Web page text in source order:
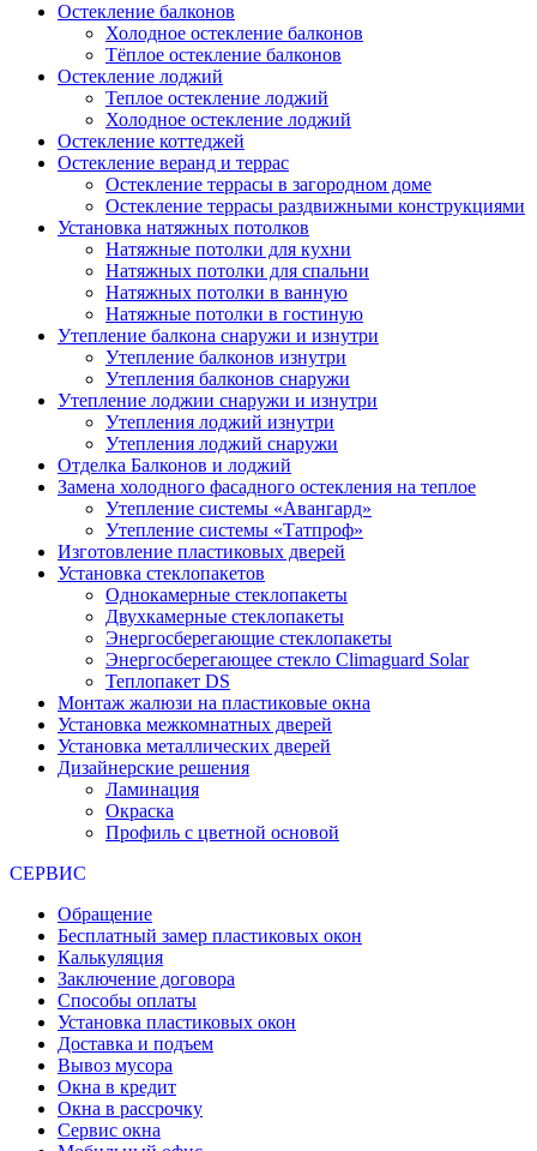
Остекление балконов
Холодное остекление балконов
Тёплое остекление балконов
Остекление лоджий
Теплое остекление лоджий
Холодное остекление лоджий
Остекление коттеджей
Остекление веранд и террас
Остекление террасы в загородном доме
Остекление террасы раздвижными конструкциями
Установка натяжных потолков
Натяжные потолки для кухни
Натяжных потолки для спальни
Натяжных потолки в ванную
Натяжные потолки в гостиную
Утепление балкона снаружи и изнутри
Утепление балконов изнутри
Утепления балконов снаружи
Утепление лоджии снаружи и изнутри
Утепления лоджий изнутри
Утепления лоджий снаружи
Отделка Балконов и лоджий
Замена холодного фасадного остекления на теплое
Утепление системы «Авангард»
Утепление системы «Татпроф»
Изготовление пластиковых дверей
Установка стеклопакетов
Однокамерные стеклопакеты
Двухкамерные стеклопакеты
Энергосберегающие стеклопакеты
Энергосберегающее стекло Climaguard Solar
Теплопакет DS
Монтаж жалюзи на пластиковые окна
Установка межкомнатных дверей
Установка металлических дверей
Дизайнерские решения
Ламинация
Окраска
Профиль с цветной основой
СЕРВИС
Обращение
Бесплатный замер пластиковых окон
Калькуляция
Заключение договора
Способы оплаты
Установка пластиковых окон
Доставка и подъем
Вывоз мусора
Окна в кредит
Окна в рассрочку
Сервис окна